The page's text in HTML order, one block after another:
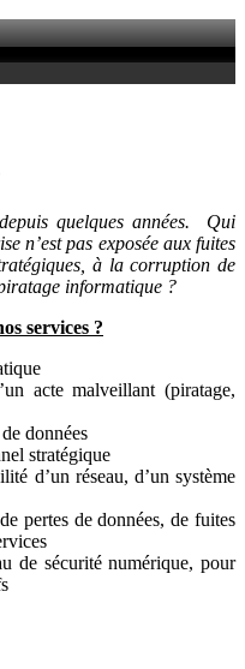
quelques années. Qui
n’est pas exposée aux fuites
à la corruption de
informatique ?
services ?
acte malveillant (piratage,
données
stratégique
d’un réseau, d’un système
pertes de données, de fuites
de sécurité numérique, pour